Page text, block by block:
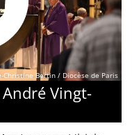
Christine Bertin / Diocèse de Paris
Vingt-